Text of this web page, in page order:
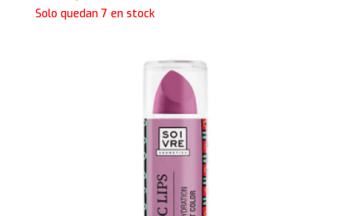
precio precio
Solo quedan 7 en stock